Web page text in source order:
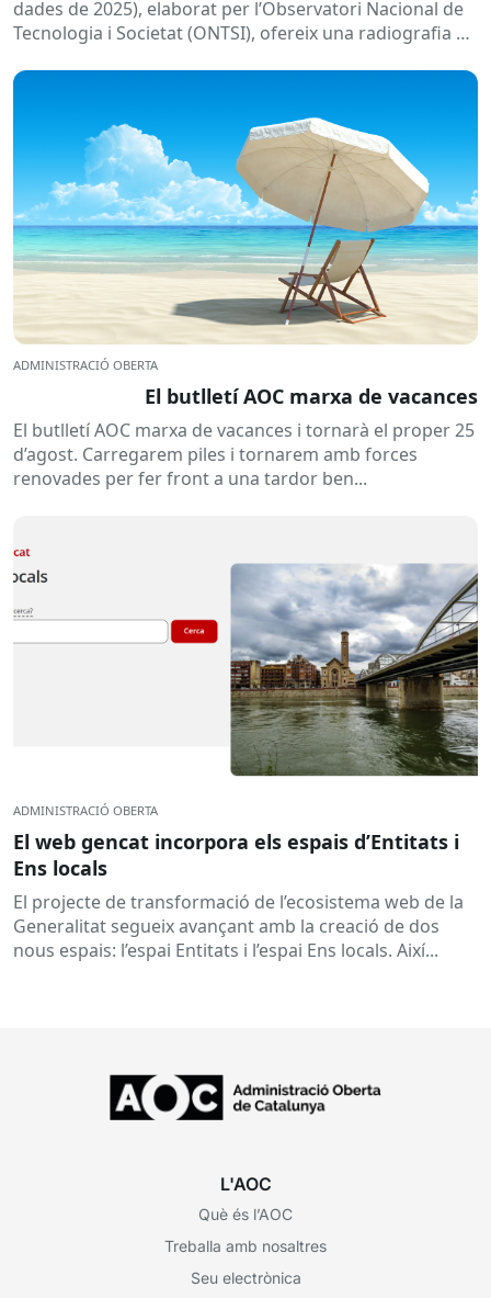
dades de 2025), elaborat per l’Observatori Nacional de
Tecnologia i Societat (ONTSI), ofereix una radiografia de
ADMINISTRACIÓ OBERTA
El butlletí AOC marxa de vacances
El butlletí AOC marxa de vacances i tornarà el proper 25
d’agost. Carregarem piles i tornarem amb forces
renovades per fer front a una tardor ben...
ADMINISTRACIÓ OBERTA
El web gencat incorpora els espais d’Entitats i
Ens locals
El projecte de transformació de l’ecosistema web de la
Generalitat segueix avançant amb la creació de dos
nous espais: l’espai Entitats i l’espai Ens locals. Així...
L'AOC
Què és l’AOC
Treballa amb nosaltres
Seu electrònica